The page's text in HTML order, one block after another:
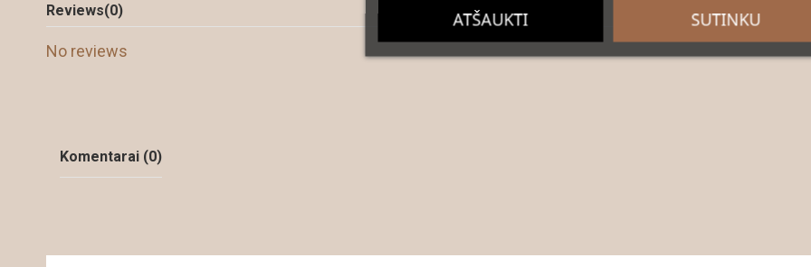
Reviews(0)
No reviews
Komentarai (0)
ATŠAUKTI SUTINKU